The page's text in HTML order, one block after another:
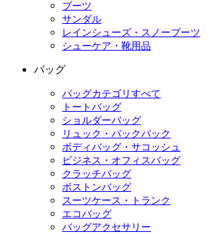
ブーツ
サンダル
レインシューズ・スノーブーツ
シューケア・靴用品
バッグ
バッグカテゴリすべて
トートバッグ
ショルダーバッグ
リュック・バックパック
ボディバッグ・サコッシュ
ビジネス・オフィスバッグ
クラッチバッグ
ボストンバッグ
スーツケース・トランク
エコバッグ
バッグアクセサリー